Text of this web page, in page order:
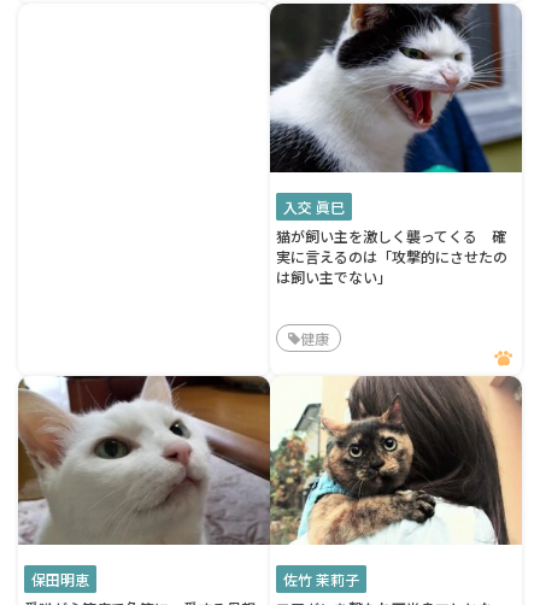
入交 眞巳
猫が飼い主を激しく襲ってくる 確
実に言えるのは「攻撃的にさせたの
は飼い主でない」
健康
保田明恵
佐竹 茉莉子